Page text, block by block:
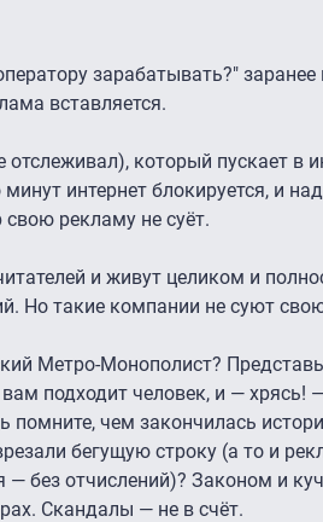
зарабатывать?"
вставляется.
который пускает в
интернет блокируется, и
рекламу не суёт.
и живут целиком и
Но такие компании не суют
Метро-Монополист?
подходит человек, и — хрясь!
чем закончилась
бегущую строку (а то и
без отчислений)? Законом и
Скандалы — не в счёт.